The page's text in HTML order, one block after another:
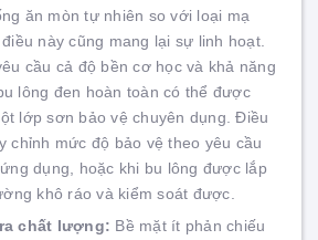
ăn mòn tự nhiên so với loại mạ
này cũng mang lại sự linh hoạt.
cầu cả độ bền cơ học và khả năng
lông đen hoàn toàn có thể được
lớp sơn bảo vệ chuyên dụng. Điều
chỉnh mức độ bảo vệ theo yêu cầu
dụng, hoặc khi bu lông được lắp
khô ráo và kiểm soát được.
chất lượng: Bề mặt ít phản chiếu